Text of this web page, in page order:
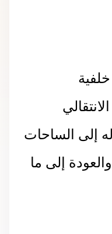
إلى الساحات
إلى ما